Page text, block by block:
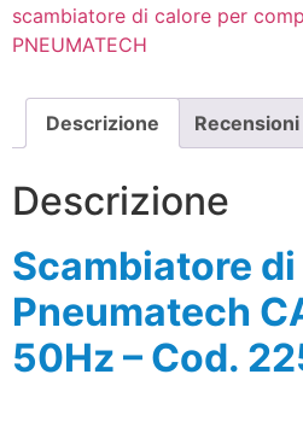
scambiatore di calore per
PNEUMATECH
Descrizione
Descrizione
Scambiatore
Pneumatech
50Hz – Cod.